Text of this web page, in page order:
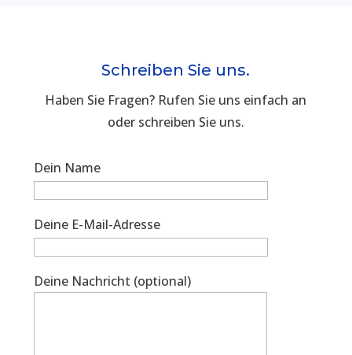
Schreiben Sie uns.
Haben Sie Fragen? Rufen Sie uns einfach an
oder schreiben Sie uns.
Dein Name
Deine E-Mail-Adresse
Deine Nachricht (optional)